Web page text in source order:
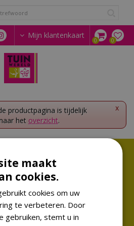
Mijn klantenkaart
x
productpagina is tijdelijk
het overzicht.
Volg ons!
van de laatste trends
maakt
cookies.
cookies om uw
te verbeteren. Door
gebruiken, stemt u in